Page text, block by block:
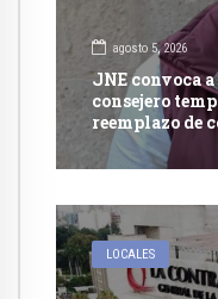
agosto 5, 2026
JNE convoca
consejero
reemplazo de
LOCALES